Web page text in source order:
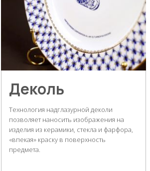
Деколь
Технология надглазурной деколи
позволяет наносить изображения на
изделия из керамики, стекла и фарфора,
«впекая» краску в поверхность
предмета.